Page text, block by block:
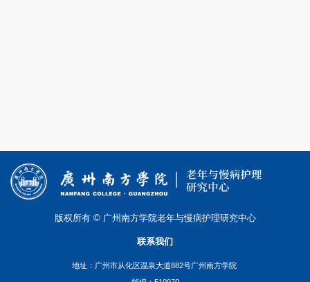
版权所有 © 广州南方学院老年与慢病护理研究中心
联系我们
地址：广州市从化区温泉大道882号广州南方学院